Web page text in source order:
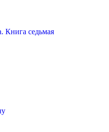
Книга седьмая